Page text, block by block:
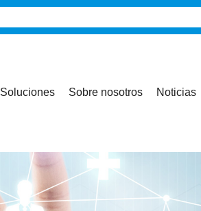
Soluciones Sobre nosotros Noticias